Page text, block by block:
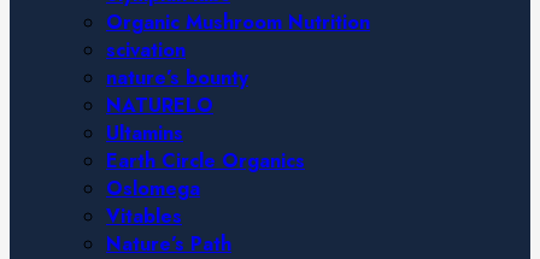
Organic Mushroom Nutrition
scivation
nature’s bounty
NATURELO
Ultamins
Earth Circle Organics
Oslomega
Vitables
Nature’s Path